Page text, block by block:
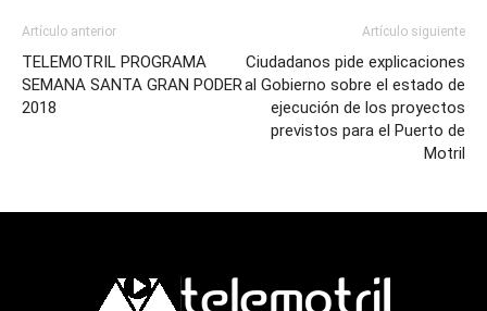
Artículo anterior
TELEMOTRIL PROGRAMA
SEMANA SANTA GRAN PODER
2018
Artículo siguiente
Ciudadanos pide explicaciones
al Gobierno sobre el estado de
ejecución de los proyectos
previstos para el Puerto de
Motril